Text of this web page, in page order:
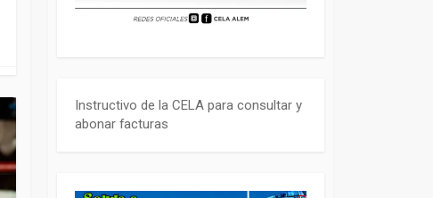
Instructivo de la CELA para consultar y
abonar facturas